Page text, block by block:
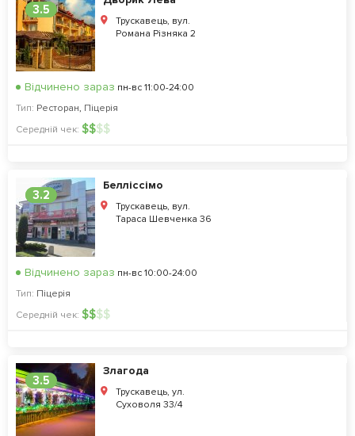
3.5
Трускавець, вул.
Романа Різняка 2
Відчинено зараз пн-вс 11:00-24:00
Тип: Ресторан, Піцерія
Середній чек: $$$$
3.2
Белліссімо
Трускавець, вул.
Тараса Шевченка 36
Відчинено зараз пн-вс 10:00-24:00
Тип: Піцерія
Середній чек: $$$$
3.5
Злагода
Трускавець, ул.
Суховоля 33/4